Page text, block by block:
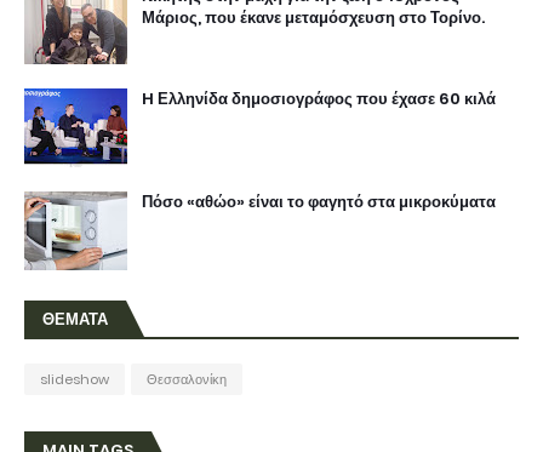
Μάριος, που έκανε μεταμόσχευση στο Τορίνο.
H Ελληνίδα δημοσιογράφος που έχασε 60 κιλά
Πόσο «αθώο» είναι το φαγητό στα μικροκύματα
ΘΕΜΑΤΑ
slideshow Θεσσαλονίκη